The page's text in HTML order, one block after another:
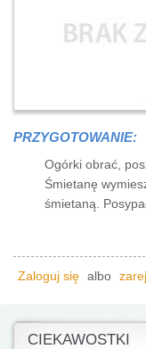
PRZYGOTOWANIE:
Ogórki obrać,
Śmietanę
śmietaną.
Zaloguj się albo
CIEKAWOSTKI